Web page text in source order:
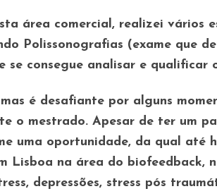
área comercial, realizei vários
Polissonografias (exame que
se consegue analisar e qualificar
é desafiante por alguns
o mestrado. Apesar de ter um
uma oportunidade, da qual até
Lisboa na área do biofeedback,
depressões, stress pós